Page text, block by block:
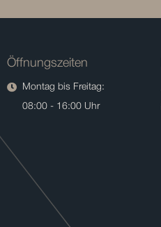
Öffnungszeiten
Montag bis Freitag:
08:00 - 16:00 Uhr